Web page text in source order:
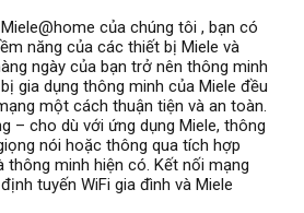
của chúng tôi , bạn có
năng của các thiết bị Miele và
ngày của bạn trở nên thông minh
gia dụng thông minh của Miele đều
một cách thuận tiện và an toàn.
– cho dù với ứng dụng Miele, thông
nói hoặc thông qua tích hợp
thông minh hiện có. Kết nối mạng
tuyến WiFi gia đình và Miele